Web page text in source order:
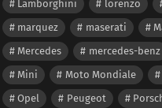
Lamborghini
lorenzo
marquez
maserati
Mercedes
mercedes-benz
Mini
Moto Mondiale
Opel
Peugeot